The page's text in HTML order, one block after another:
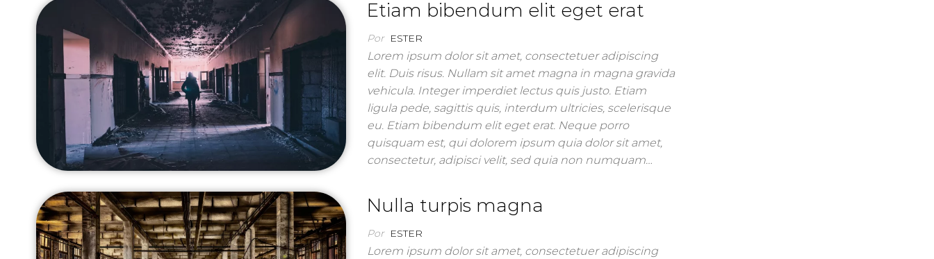
Etiam bibendum elit eget erat
Por ESTER
Lorem ipsum dolor sit amet, consectetuer adipiscing
elit. Duis risus. Nullam sit amet magna in magna gravida
vehicula. Integer imperdiet lectus quis justo. Etiam
ligula pede, sagittis quis, interdum ultricies, scelerisque
eu. Etiam bibendum elit eget erat. Neque porro
quisquam est, qui dolorem ipsum quia dolor sit amet,
consectetur, adipisci velit, sed quia non numquam…
Nulla turpis magna
Por ESTER
Lorem ipsum dolor sit amet, consectetuer adipiscing